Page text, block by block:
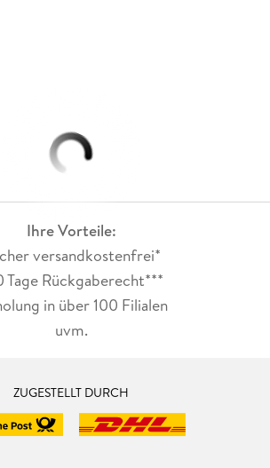
Ihre Vorteile:
versandkostenfrei*
Tage Rückgaberecht***
in über 100 Filialen
uvm.
ZUGESTELLT DURCH